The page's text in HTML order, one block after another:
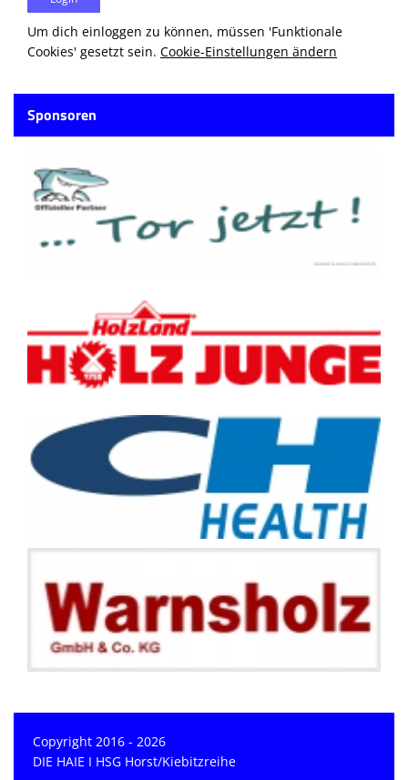
Um dich einloggen zu können, müssen 'Funktionale
Cookies' gesetzt sein. Cookie-Einstellungen ändern
Sponsoren
Copyright 2016 - 2026
DIE HAIE I HSG Horst/Kiebitzreihe